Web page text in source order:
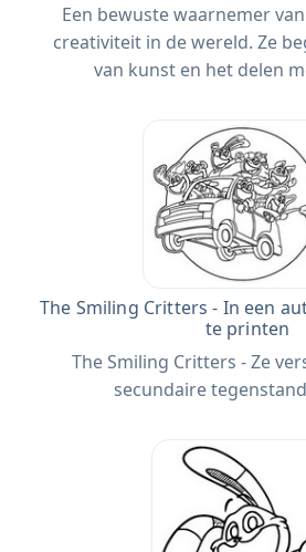
Een bewuste waarnemer
creativiteit in de wereld. Ze
van kunst en het delen
The Smiling Critters - In een
te printen
The Smiling Critters - Ze
secundaire